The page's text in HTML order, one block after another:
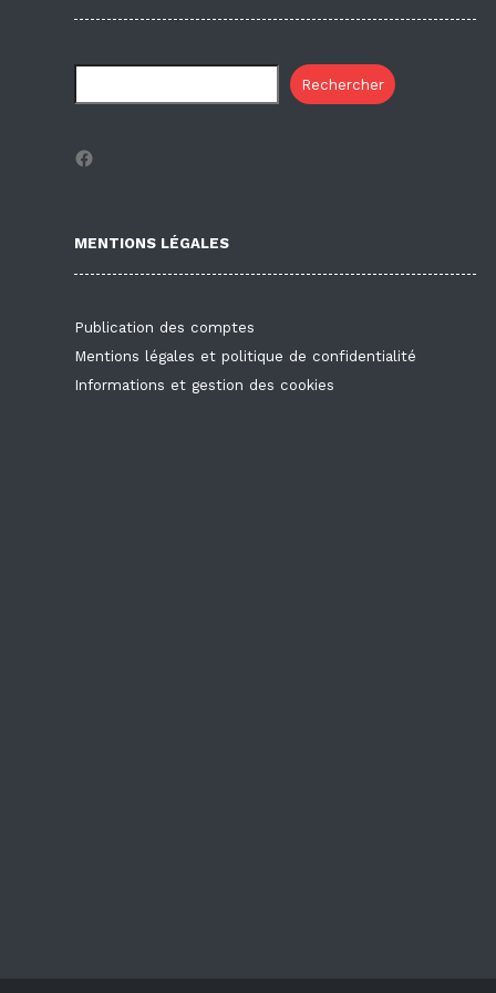
Rechercher
Facebook
MENTIONS LÉGALES
Publication des comptes
Mentions légales et politique de confidentialité
Informations et gestion des cookies